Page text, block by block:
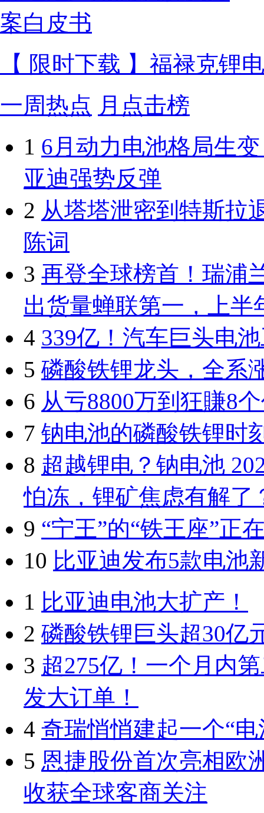
【 限时下载 】福禄克锂
一周热点 月点击榜
1 6月动力电池格局生
亚迪强势反弹
2 从塔塔泄密到特斯拉
陈词
3 再登全球榜首！瑞浦
出货量蝉联第一，上半
4 339亿！汽车巨头电
5 磷酸铁锂龙头，全系
6 从亏8800万到狂賺8
7 钠电池的磷酸铁锂时
8 超越锂电？钠电池
怕冻，锂矿焦虑有解了
9 “宁王”的“铁王座”正
10 比亚迪发布5款电池
1 比亚迪电池大扩产！
2 磷酸铁锂巨头超30亿
3 超275亿！一个月内
发大订单！
4 奇瑞悄悄建起一个“
5 恩捷股份首次亮相欧
收获全球客商关注